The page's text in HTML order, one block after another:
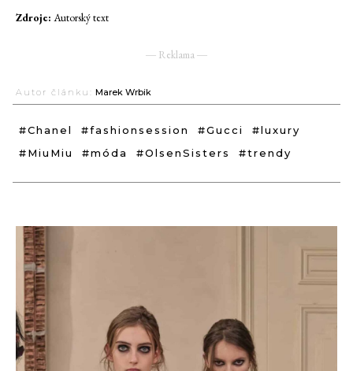
Zdroje: Autorský text
― Reklama ―
Autor článku: Marek Wrbik
#Chanel #fashionsession #Gucci
#luxury
#MiuMiu
#móda #OlsenSisters #trendy